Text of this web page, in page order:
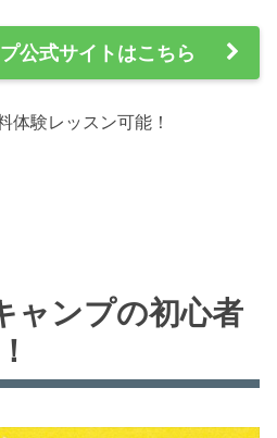
公式サイトはこちら
体験レッスン可能！
ャンプの初心者